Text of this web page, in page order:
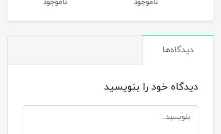
دیدگاه‌ها
دیدگاه خود را بنویسید